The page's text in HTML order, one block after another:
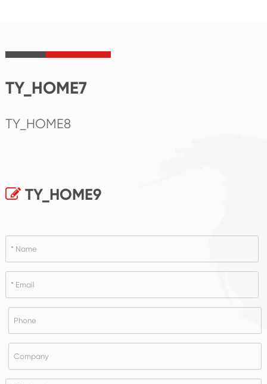
TY_HOME7
TY_HOME8
TY_HOME9